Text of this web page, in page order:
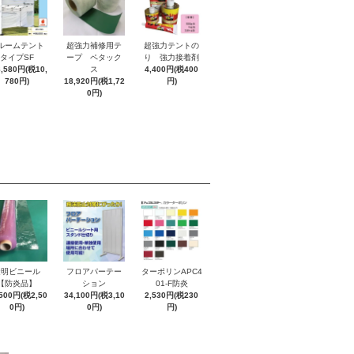
ームテント
タイプSF
円(税10,
780円)
超強力補修用テ
ープ ペタック
ス
18,920円(税1,72
0円)
超強力テントの
り 強力接着剤
4,400円(税400
円)
ビニール
防炎品】
円(税2,50
0円)
フロアパーテー
ション
34,100円(税3,10
0円)
ターポリンAPC4
01-F防炎
2,530円(税230
円)